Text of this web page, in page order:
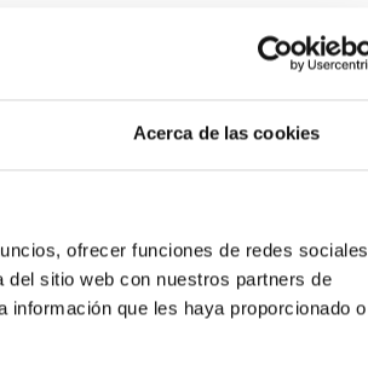
Acerca de las cookies
ofrecer funciones de redes sociales
sitio web con nuestros partners de
información que les haya proporcionado o